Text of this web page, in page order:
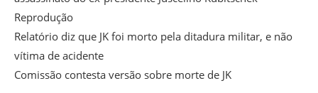
Reprodução
Relatório diz que JK foi morto pela ditadura militar, e não
vítima de acidente
Comissão contesta versão sobre morte de JK